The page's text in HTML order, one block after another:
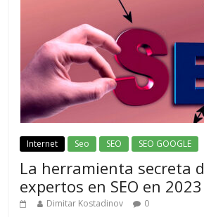
Internet Seo SEO SEO GOOGLE
La herramienta secreta
expertos en SEO en 2023
Dimitar Kostadinov 0